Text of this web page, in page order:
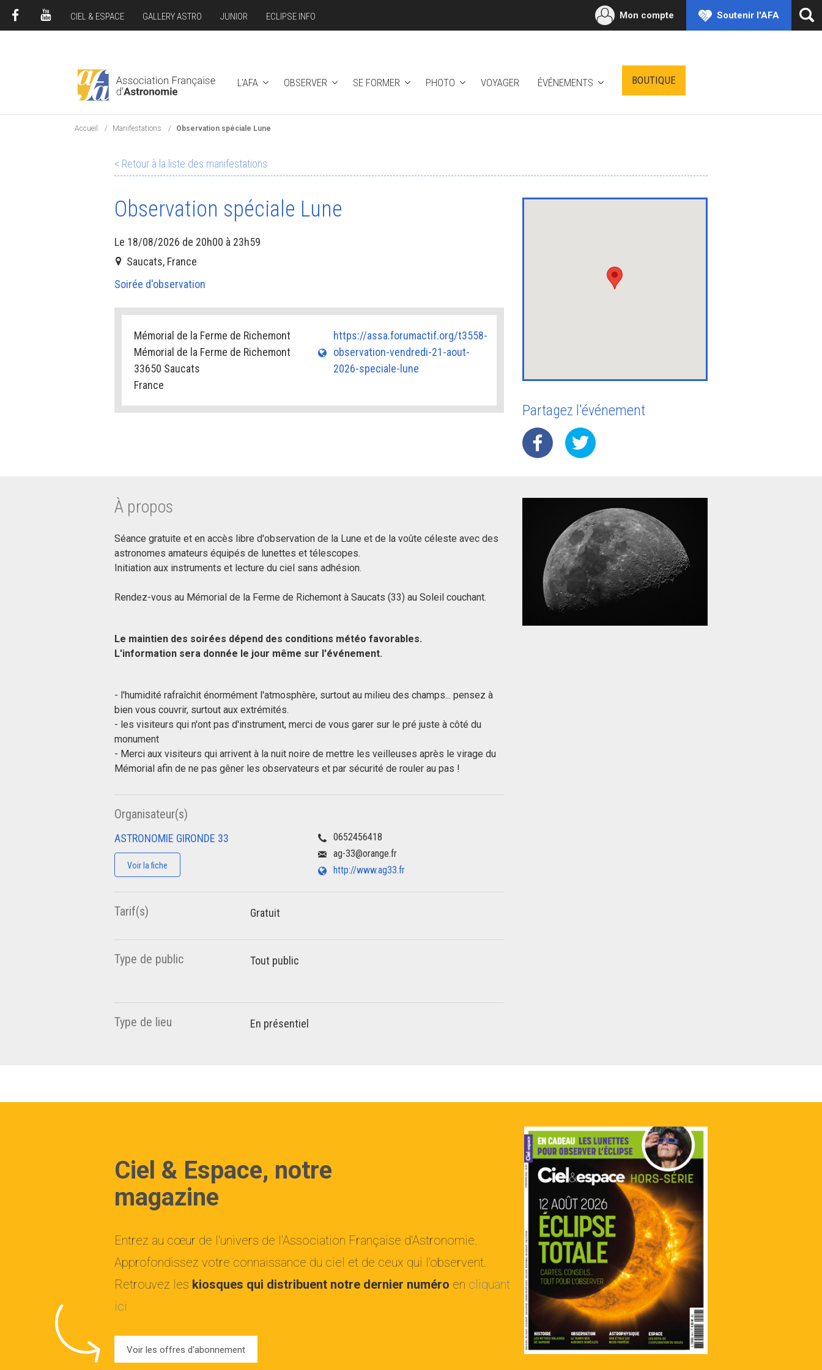
L'AFA OBSERVER SE FORMER PHOTO VOYAGER ÉVÉNEMENTS BOUTIQUE
CIEL & ESPACE GALLERY ASTRO JUNIOR ECLIPSE INFO Mon compte Soutenir l'AFA
Accueil Manifestations Observation spéciale Lune
< Retour à la liste des manifestations
Observation spéciale Lune
Le 18/08/2026 de 20h00 à 23h59
Saucats, France
Soirée d'observation
Mémorial de la Ferme de Richemont
Mémorial de la Ferme de Richemont
33650 Saucats
France
https://assa.forumactif.org/t3558-
observation-vendredi-21-aout-
2026-speciale-lune
Partagez l'événement
À propos
Séance gratuite et en accès libre d'observation de la Lune et de la voûte céleste avec des
astronomes amateurs équipés de lunettes et télescopes.
Initiation aux instruments et lecture du ciel sans adhésion.
Rendez-vous au Mémorial de la Ferme de Richemont à Saucats (33) au Soleil couchant.
Le maintien des soirées dépend des conditions météo favorables.
L'information sera donnée le jour même sur l'événement.
- l'humidité rafraîchit énormément l'atmosphère, surtout au milieu des champs... pensez à
bien vous couvrir, surtout aux extrémités.
- les visiteurs qui n'ont pas d'instrument, merci de vous garer sur le pré juste à côté du
monument
- Merci aux visiteurs qui arrivent à la nuit noire de mettre les veilleuses après le virage du
Mémorial afin de ne pas gêner les observateurs et par sécurité de rouler au pas !
Organisateur(s)
ASTRONOMIE GIRONDE 33
Voir la fiche
0652456418
ag-33@orange.fr
http://www.ag33.fr
Tarif(s) Gratuit
Type de public Tout public
Type de lieu En présentiel
Ciel & Espace, notre
magazine
Entrez au cœur de l'univers de l'Association Française d'Astronomie.
Approfondissez votre connaissance du ciel et de ceux qui l'observent.
Retrouvez les kiosques qui distribuent notre dernier numéro en cliquant
ici
Voir les offres d'abonnement